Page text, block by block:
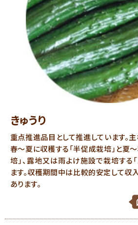
きゅうり
重点推進品目として推進しています。
春～夏に収穫する「半促成栽培」と夏
培」、露地又は雨よけ施設で栽培する
ます。収穫期間中は比較的安定して収
あります。